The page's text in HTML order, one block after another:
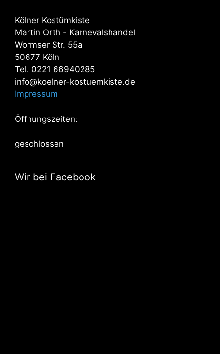
Kölner Kostümkiste
Martin Orth - Karnevalshandel
Wormser Str. 55a
50677 Köln
Tel. 0221 66940285
info@koelner-kostuemkiste.de
Impressum
Öffnungszeiten:
geschlossen
Wir bei Facebook